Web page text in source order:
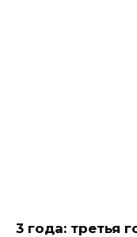
3 года: третья